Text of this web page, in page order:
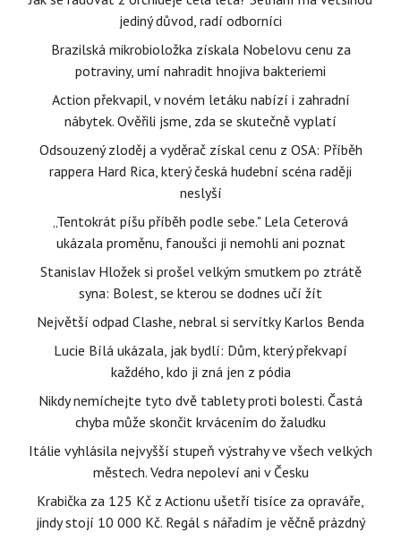
jediný důvod, radí odborníci
Brazilská mikrobioložka získala Nobelovu cenu za
potraviny, umí nahradit hnojiva bakteriemi
Action překvapil, v novém letáku nabízí i zahradní
nábytek. Ověřili jsme, zda se skutečně vyplatí
Odsouzený zloděj a vyděrač získal cenu z OSA: Příběh
rappera Hard Rica, který česká hudební scéna raději
neslyší
„Tentokrát píšu příběh podle sebe." Lela Ceterová
ukázala proměnu, fanoušci ji nemohli ani poznat
Stanislav Hložek si prošel velkým smutkem po ztrátě
syna: Bolest, se kterou se dodnes učí žít
Největší odpad Clashe, nebral si servítky Karlos Benda
Lucie Bílá ukázala, jak bydlí: Dům, který překvapí
každého, kdo ji zná jen z pódia
Nikdy nemíchejte tyto dvě tablety proti bolesti. Častá
chyba může skončit krvácením do žaludku
Itálie vyhlásila nejvyšší stupeň výstrahy ve všech velkých
městech. Vedra nepoleví ani v Česku
Krabička za 125 Kč z Actionu ušetří tisíce za opraváře,
jindy stojí 10 000 Kč. Regál s nářadím je věčně prázdný